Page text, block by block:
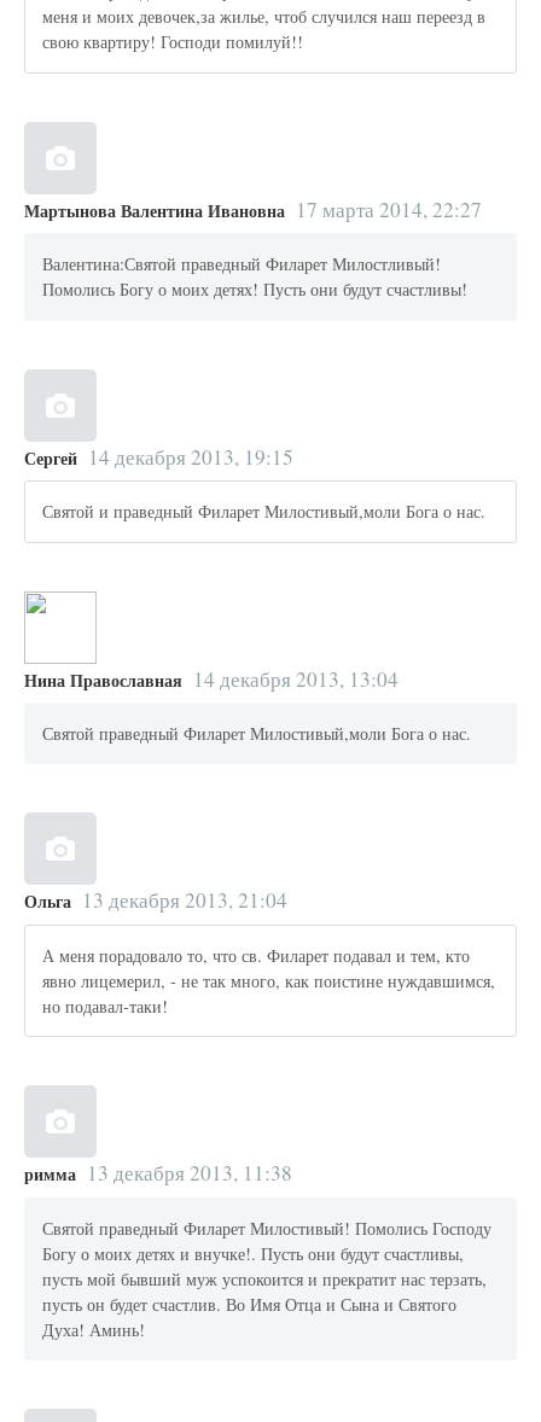
меня и моих девочек,за жилье, чтоб случился наш переезд в
свою квартиру! Господи помилуй!!
Мартынова Валентина Ивановна 17 марта 2014, 22:27
Валентина:Святой праведный Филарет Милостливый!
Помолись Богу о моих детях! Пусть они будут счастливы!
Сергей 14 декабря 2013, 19:15
Святой и праведный Филарет Милостивый,моли Бога о нас.
Нина Православная 14 декабря 2013, 13:04
Святой праведный Филарет Милостивый,моли Бога о нас.
Ольга 13 декабря 2013, 21:04
А меня порадовало то, что св. Филарет подавал и тем, кто
явно лицемерил, - не так много, как поистине нуждавшимся,
но подавал-таки!
римма 13 декабря 2013, 11:38
Святой праведный Филарет Милостивый! Помолись Господу
Богу о моих детях и внучке!. Пусть они будут счастливы,
пусть мой бывший муж успокоится и прекратит нас терзать,
пусть он будет счастлив. Во Имя Отца и Сына и Святого
Духа! Аминь!